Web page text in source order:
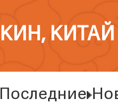
КИТАЙ
Последние